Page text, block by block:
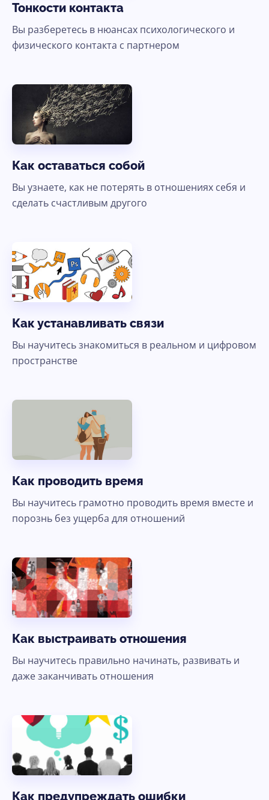
Тонкости контакта
Вы разберетесь в нюансах психологического и
физического контакта с партнером
Как оставаться собой
Вы узнаете, как не потерять в отношениях себя и
сделать счастливым другого
Как устанавливать связи
Вы научитесь знакомиться в реальном и цифровом
пространстве
Как проводить время
Вы научитесь грамотно проводить время вместе и
порознь без ущерба для отношений
Как выстраивать отношения
Вы научитесь правильно начинать, развивать и
даже заканчивать отношения
Как предупреждать ошибки